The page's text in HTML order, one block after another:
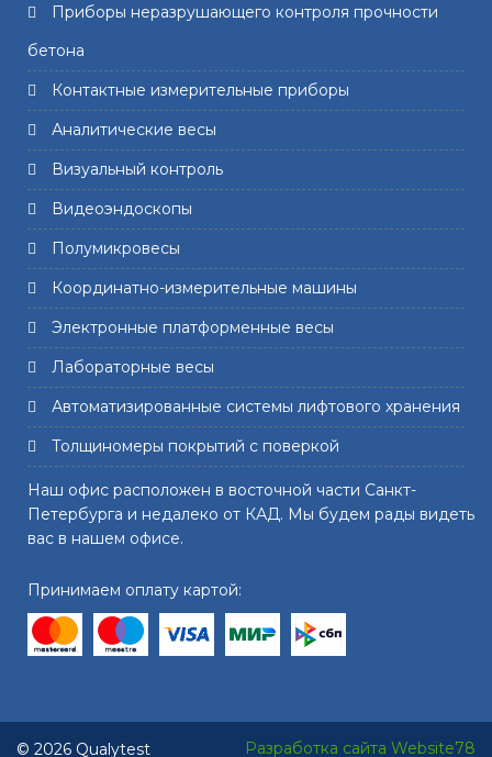
Приборы неразрушающего контроля прочности
бетона
Контактные измерительные приборы
Аналитические весы
Визуальный контроль
Видеоэндоскопы
Полумикровесы
Координатно-измерительные машины
Электронные платформенные весы
Лабораторные весы
Автоматизированные системы лифтового хранения
Толщиномеры покрытий с поверкой
Наш офис расположен в восточной части Санкт-
Петербурга и недалеко от КАД. Мы будем рады видеть
вас в нашем офисе.
Принимаем оплату картой:
Разработка сайта Website78
© 2026 Qualytest